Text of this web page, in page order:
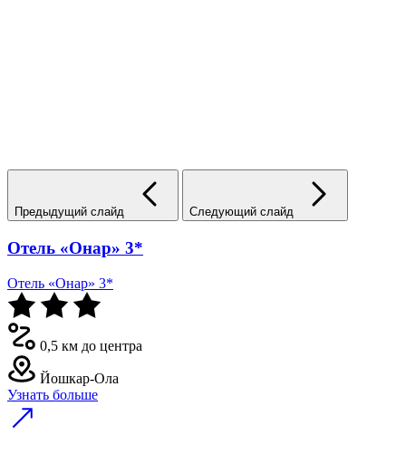
Предыдущий слайд Следующий слайд
Отель «Онар» 3*
Отель «Онар» 3*
0,5 км до центра
Йошкар-Ола
Узнать больше